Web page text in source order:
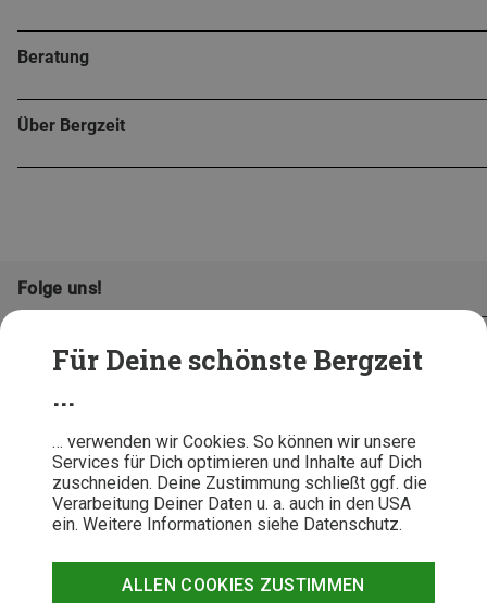
Für Deine schönste Bergzeit
...
… verwenden wir Cookies. So können wir unsere
Services für Dich optimieren und Inhalte auf Dich
zuschneiden. Deine Zustimmung schließt ggf. die
Verarbeitung Deiner Daten u. a. auch in den USA
ein. Weitere Informationen siehe Datenschutz.
ALLEN COOKIES ZUSTIMMEN
Beratung
Über Bergzeit
Folge uns!